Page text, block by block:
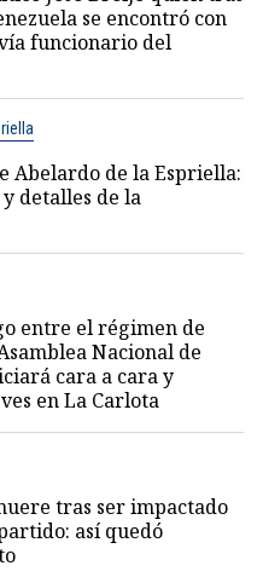
se encontró con
funcionario del
Abelardo de la Espriella:
detalles de la
entre el régimen de
Nacional de
cara a cara y
en La Carlota
tras ser impactado
así quedó